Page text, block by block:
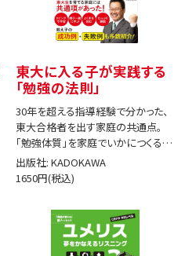
東大に入る子が実践する
「勉強の法則」
30年を超える指導経験で分かった、
東大合格者を出す家庭の共通点。
「勉強体質」を家庭でいかにつくる
か。
出版社: KADOKAWA
1650円(税込)